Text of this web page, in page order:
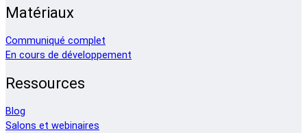
Matériaux
Communiqué complet
En cours de développement
Ressources
Blog
Salons et webinaires